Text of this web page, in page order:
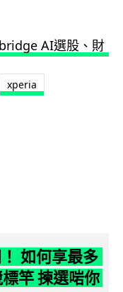
xperia
如何享最多
竿 揀選啱你